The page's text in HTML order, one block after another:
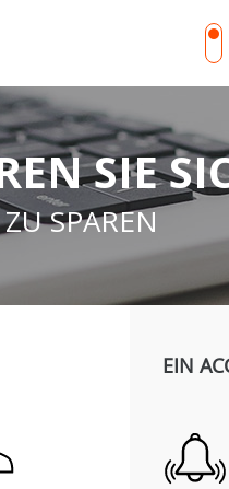
SIE
SPAREN
EIN